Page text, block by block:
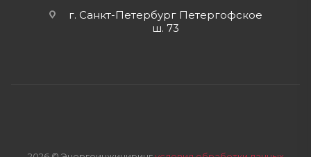
г. Санкт-Петербург Петергофское
ш. 73